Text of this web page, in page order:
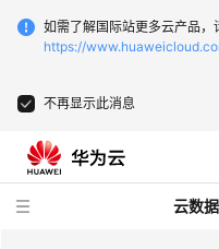
如需了解国际站更多云产品，
https://
不再显示此消息
云数